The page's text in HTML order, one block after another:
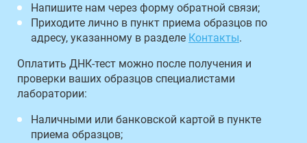
Напишите нам через форму обратной связи;
Приходите лично в пункт приема образцов по
адресу, указанному в разделе Контакты.
Оплатить ДНК-тест можно после получения и
проверки ваших образцов специалистами
лаборатории:
Наличными или банковской картой в пункте
приема образцов;